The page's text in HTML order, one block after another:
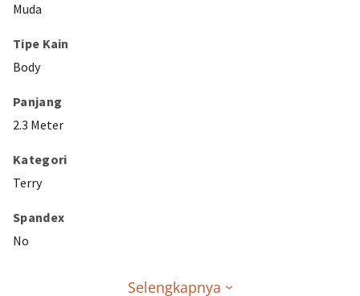
Muda
Tipe Kain
Body
Panjang
2.3 Meter
Kategori
Terry
Spandex
No
Selengkapnya